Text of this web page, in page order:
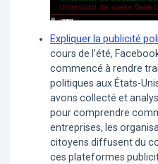
Expliquer la publicité
cours de l’été,
commencé à rendre
politiques aux États-
avons collecté et
pour comprendre
entreprises, les
citoyens diffusent du
ces plateformes